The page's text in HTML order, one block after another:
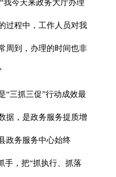
我今天来政务大厅办理
过程中，工作人员对我
周到，办理的时间也非
“三抓三促”行动成效最
据，是政务服务提质增
政务服务中心始终
手，把“抓执行、抓落